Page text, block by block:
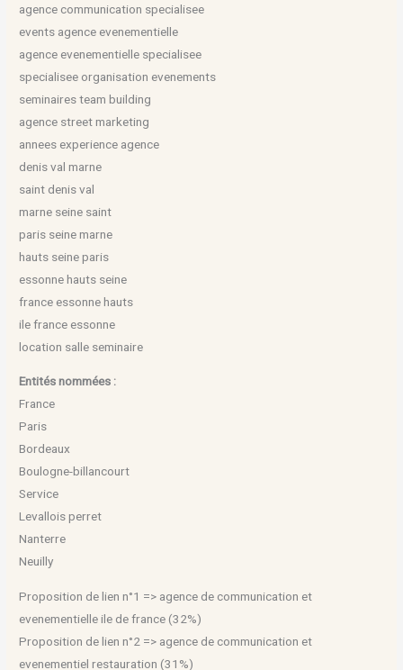
agence communication specialisee
events agence evenementielle
agence evenementielle specialisee
specialisee organisation evenements
seminaires team building
agence street marketing
annees experience agence
denis val marne
saint denis val
marne seine saint
paris seine marne
hauts seine paris
essonne hauts seine
france essonne hauts
ile france essonne
location salle seminaire
Entités nommées :
France
Paris
Bordeaux
Boulogne-billancourt
Service
Levallois perret
Nanterre
Neuilly
Proposition de lien n°1 => agence de communication et
evenementielle ile de france (32%)
Proposition de lien n°2 => agence de communication et
evenementiel restauration (31%)